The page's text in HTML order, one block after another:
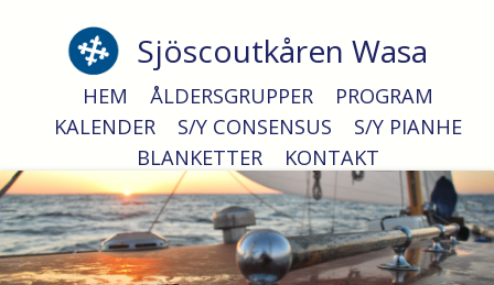
Sjöscoutkåren Wasa
Fyrvaktare
HEM ÅLDERSGRUPPER
PROGRAM
KALENDER
S/Y CONSENSUS
S/Y PIANHE
BLANKETTER
KONTAKT